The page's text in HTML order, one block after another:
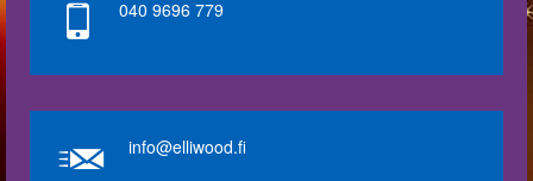
040 9696 779
info@elliwood.fi